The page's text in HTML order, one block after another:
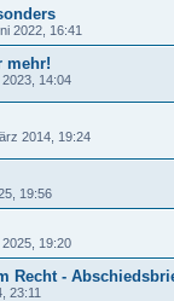
2022, 16:41
mehr!
14:04
2014, 19:24
19:56
19:20
Recht -
23:11